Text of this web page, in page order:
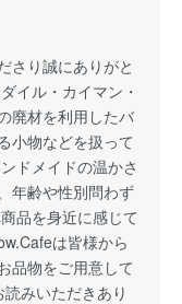
さり誠にありがと
イル・カイマン・
廃材を利用したバ
小物などを扱って
ドメイドの温かさ
年齢や性別問わず
品を身近に感じて
は皆様から
品物をご用意して
みいただきあり